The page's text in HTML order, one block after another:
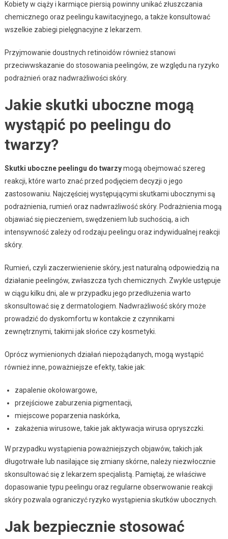
Kobiety w ciąży i karmiące piersią powinny unikać złuszczania
chemicznego oraz peelingu kawitacyjnego, a także konsultować
wszelkie zabiegi pielęgnacyjne z lekarzem.
Przyjmowanie doustnych retinoidów również stanowi
przeciwwskazanie do stosowania peelingów, ze względu na ryzyko
podrażnień oraz nadwrażliwości skóry.
Jakie skutki uboczne mogą
wystąpić po peelingu do
twarzy?
Skutki uboczne peelingu do twarzymogą obejmować szereg
reakcji, które warto znać przed podjęciem decyzji o jego
zastosowaniu. Najczęściej występującymi skutkami ubocznymi są
podrażnienia, rumień oraz nadwrażliwość skóry. Podrażnienia mogą
objawiać się pieczeniem, swędzeniem lub suchością, a ich
intensywność zależy od rodzaju peelingu oraz indywidualnej reakcji
skóry.
Rumień, czyli zaczerwienienie skóry, jest naturalną odpowiedzią na
działanie peelingów, zwłaszcza tych chemicznych. Zwykle ustępuje
w ciągu kilku dni, ale w przypadku jego przedłużenia warto
skonsultować się z dermatologiem. Nadwrażliwość skóry może
prowadzić do dyskomfortu w kontakcie z czynnikami
zewnętrznymi, takimi jak słońce czy kosmetyki.
Oprócz wymienionych działań niepożądanych, mogą wystąpić
również inne, poważniejsze efekty, takie jak:
zapalenie okołowargowe,
przejściowe zaburzenia pigmentacji,
miejscowe poparzenia naskórka,
zakażenia wirusowe, takie jak aktywacja wirusa opryszczki.
W przypadku wystąpienia poważniejszych objawów, takich jak
długotrwałe lub nasilające się zmiany skórne, należy niezwłocznie
skonsultować się z lekarzem specjalistą. Pamiętaj, że właściwe
dopasowanie typu peelingu oraz regularne obserwowanie reakcji
skóry pozwala ograniczyć ryzyko wystąpienia skutków ubocznych.
Jak bezpiecznie stosować